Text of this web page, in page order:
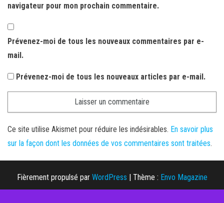
navigateur pour mon prochain commentaire.
Prévenez-moi de tous les nouveaux commentaires par e-
mail.
Prévenez-moi de tous les nouveaux articles par e-mail.
Ce site utilise Akismet pour réduire les indésirables. En savoir plus
sur la façon dont les données de vos commentaires sont traitées.
Fièrement propulsé par WordPress | Thème : Envo Magazine